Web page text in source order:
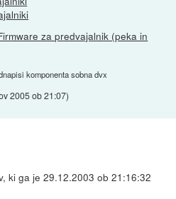
za predvajalnik (peka in
komponenta sobna dvx
2005 ob 21:07)
ki ga je 29.12.2003 ob 21:16:32